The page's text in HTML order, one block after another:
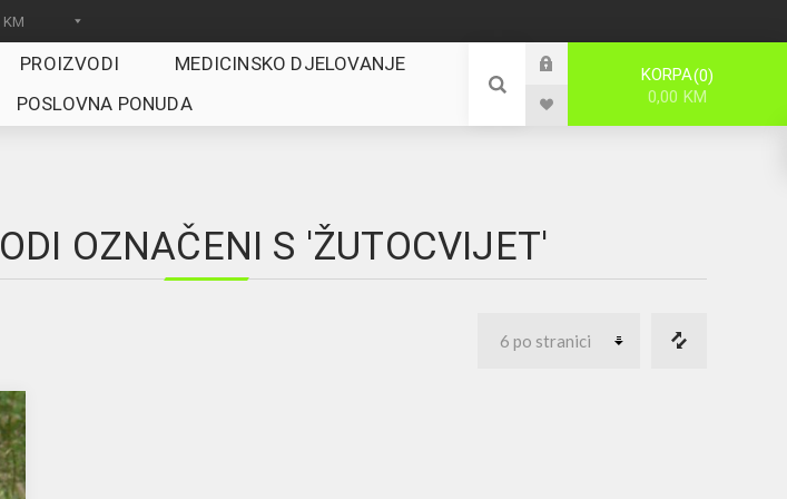
PROIZVODI
MEDICINSKO DJELOVANJE
POSLOVNA PONUDA
KORPA 0
0,00 KM
OZNAČENI S 'ŽUTOCVIJET'